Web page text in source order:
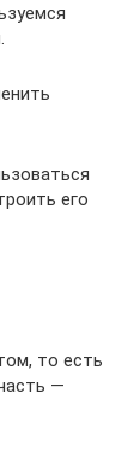
его
то есть
—